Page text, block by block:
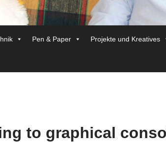
Pen & Paper Projekte und Kreatives
to graphical